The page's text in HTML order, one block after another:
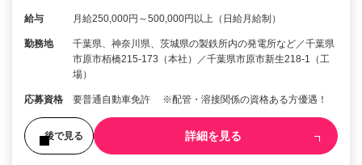
給与 月給250,000円～500,000円以上（日給月給制）
勤務地
千葉県、神奈川県、茨城県の製鉄所内の発電所など／千葉県
市原市栢橋215-173（本社）／千葉県市原市新生218-1（工
場）
応募資格 要普通自動車免許 ※配管・溶接関係の資格ある方優遇！
後で見る 詳細を見る